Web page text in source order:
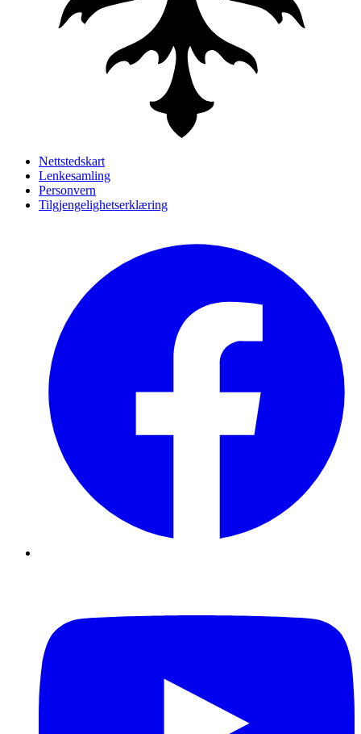
Nettstedskart
Lenkesamling
Personvern
Tilgjengelighetserklæring